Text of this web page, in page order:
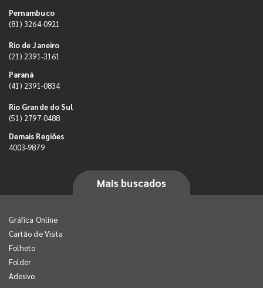
Pernambuco
(81) 3264-0921
Rio de Janeiro
(21) 2391-3161
Paraná
(41) 2391-0834
Rio Grande do Sul
(51) 2797-0488
Demais Regiões
4003-9879
Mais buscados
Gráfica Online
Cartão de Visita
Folheto
Folder
Adesivo